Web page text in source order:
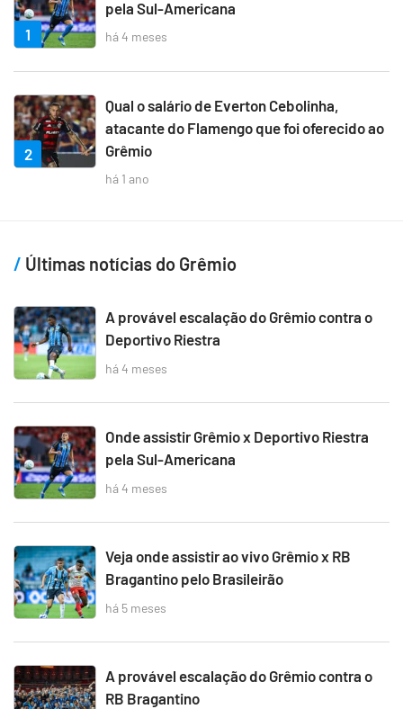
1
pela Sul-Americana
há 4 meses
2
Qual o salário de Everton Cebolinha,
atacante do Flamengo que foi oferecido ao
Grêmio
há 1 ano
Últimas notícias do Grêmio
A provável escalação do Grêmio contra o
Deportivo Riestra
há 4 meses
Onde assistir Grêmio x Deportivo Riestra
pela Sul-Americana
há 4 meses
Veja onde assistir ao vivo Grêmio x RB
Bragantino pelo Brasileirão
há 5 meses
A provável escalação do Grêmio contra o
RB Bragantino